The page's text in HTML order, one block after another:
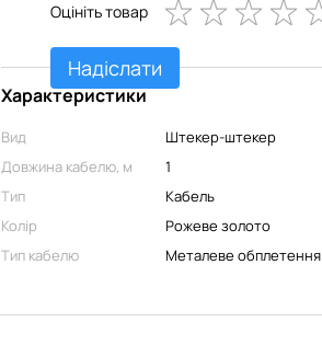
Оцініть товар
Надіслати
Характеристики
Вид
Штекер-штекер
Довжина кабелю, м
1
Тип
Кабель
Колір
Рожеве золото
Тип кабелю
Металеве обплетення